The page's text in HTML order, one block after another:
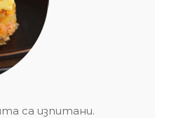
са изпитани.